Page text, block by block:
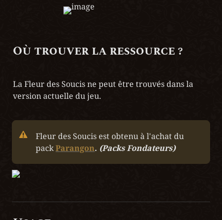
Où trouver la ressource ?
La Fleur des Soucis ne peut être trouvés dans la
version actuelle du jeu.
Fleur des Soucis est obtenu à l'achat du
pack Parangon. (Packs Fondateurs)